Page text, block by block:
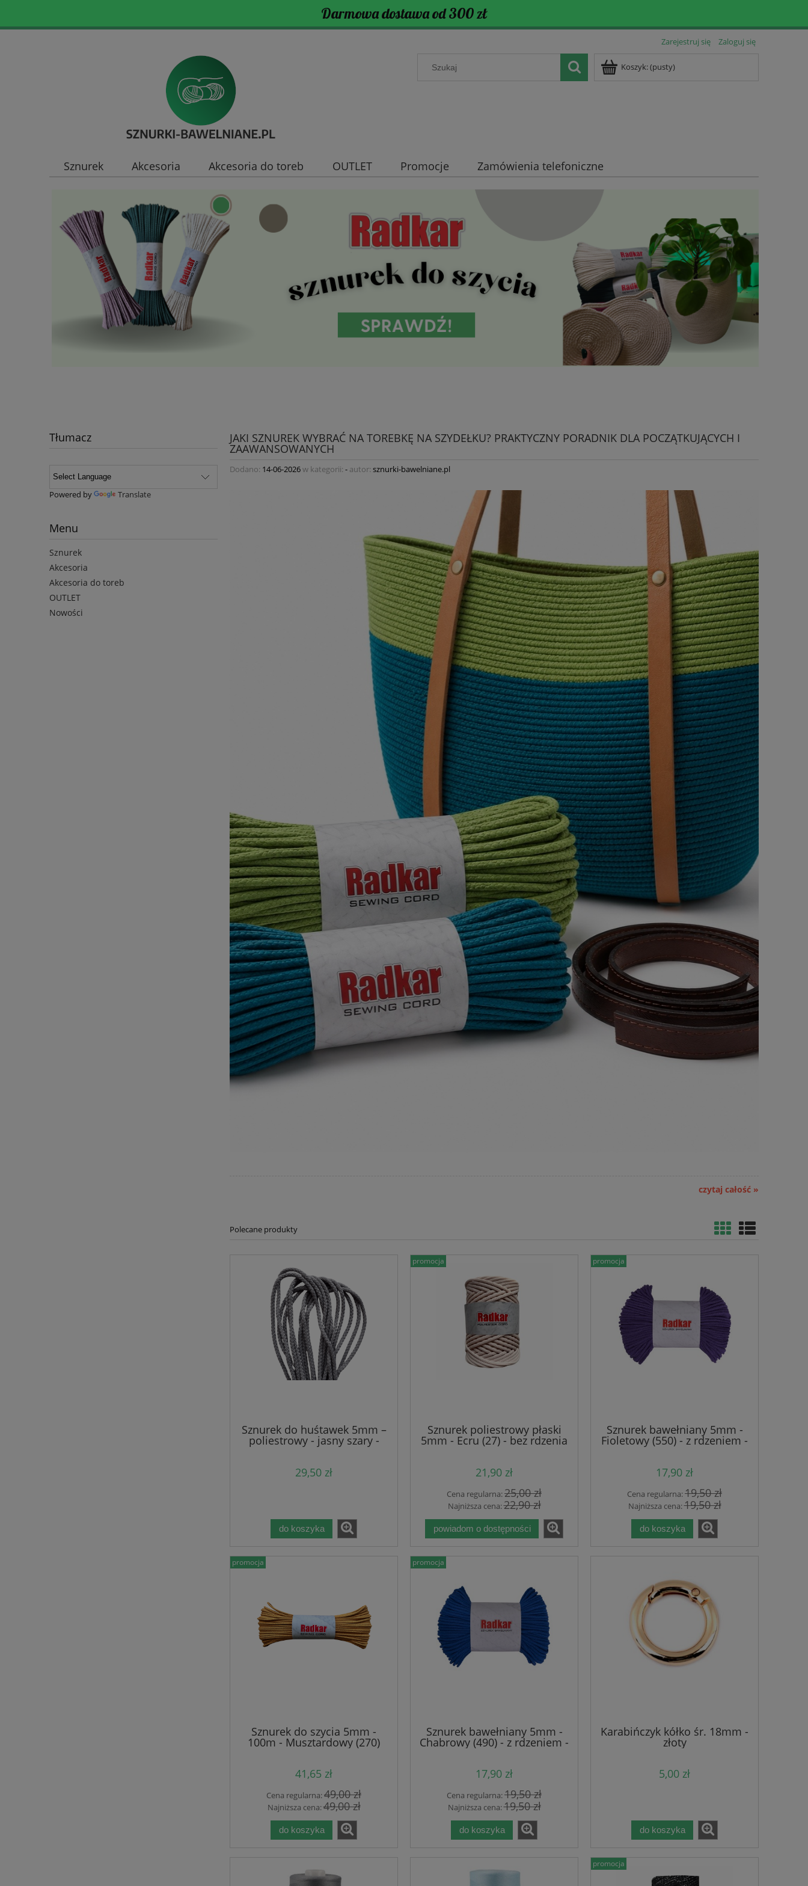
Darmowa dostawa od 300 zł
Zarejestruj się Zaloguj się
Koszyk:(pusty)
Sznurek Akcesoria Akcesoria do toreb OUTLET Promocje Zamówienia telefoniczne
Tłumacz
Powered by Translate
Menu
Sznurek
Akcesoria
Akcesoria do toreb
OUTLET
Nowości
JAKI SZNUREK WYBRAĆ NA TOREBKĘ NA SZYDEŁKU? PRAKTYCZNY PORADNIK DLA POCZĄTKUJĄCYCH I
ZAAWANSOWANYCH
Dodano: 14-06-2026w kategorii: - autor: sznurki-bawelniane.pl
czytaj całość »
Polecane produkty
Sznurek do huśtawek 5mm –
poliestrowy - jasny szary -
100m
29,50 zł
do koszyka
Sznurek poliestrowy płaski
5mm - Ecru (27) - bez rdzenia
21,90 zł
Cena regularna:25,00 zł
Najniższa cena:22,90 zł
powiadom o dostępności
promocja
Sznurek bawełniany 5mm -
Fioletowy (550) - z rdzeniem -
17,90 zł
Cena regularna:19,50 zł
Najniższa cena:19,50 zł
do koszyka
promocja
Sznurek do szycia 5mm -
100m - Musztardowy (270)
41,65 zł
Cena regularna:49,00 zł
Najniższa cena:49,00 zł
do koszyka
promocja
Sznurek bawełniany 5mm -
Chabrowy (490) - z rdzeniem -
100m
17,90 zł
Cena regularna:19,50 zł
Najniższa cena:19,50 zł
do koszyka
promocja
Karabińczyk kółko śr. 18mm -
złoty
5,00 zł
do koszyka
promocja